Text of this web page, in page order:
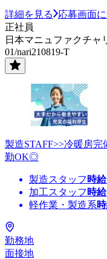
詳細を見る
応募画面
正社員
日本マニュファクチャ
01/nari210819-T
製造STAFF>>冷暖房
勤OK◎
製造スタッフ 時給
加工スタッフ 時給
軽作業・製造系
勤務地
面接地